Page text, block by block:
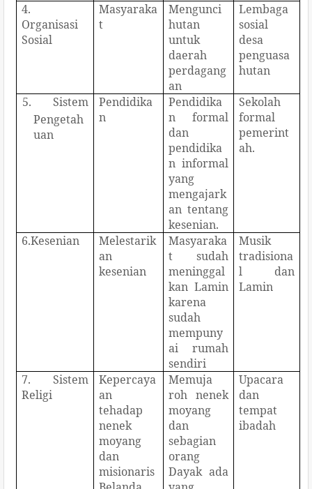
4.
Organisasi
Sosial
Masyaraka
t
Mengunci
hutan
untuk
daerah
perdagang
an
Lembaga
sosial
desa
penguasa
hutan
5.
Sistem
Pengetah
uan
Pendidika
n
Pendidika
n formal
dan
pendidika
n informal
yang
mengajark
an tentang
kesenian.
Sekolah
formal
pemerint
ah.
6.Kesenian
Melestarik
an
kesenian
Masyaraka
t sudah
meninggal
kan Lamin
karena
sudah
mempuny
ai rumah
sendiri
Musik
tradisiona
l dan
Lamin
7. Sistem
Religi
Kepercaya
an
tehadap
nenek
moyang
dan
misionaris
Memuja
roh nenek
moyang
dan
sebagian
orang
Dayak ada
Upacara
dan
tempat
ibadah